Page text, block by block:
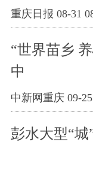
重庆日报 08-31
“世界苗乡
中
中新网重庆 09-
彭水大型“